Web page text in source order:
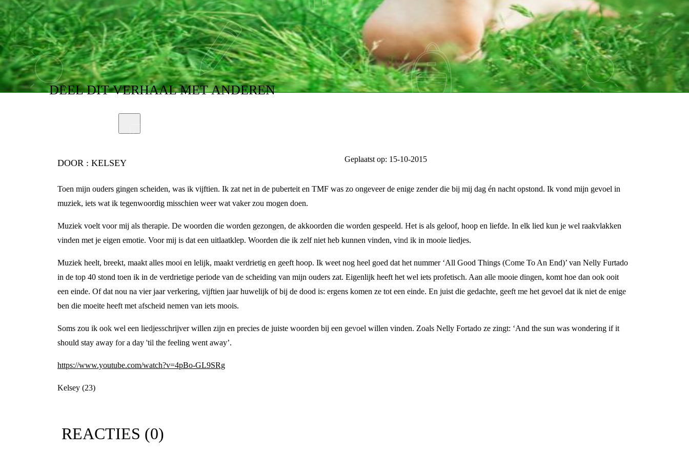
DEELDIT VERHAALMET ANDEREN
DOOR : KELSEY Geplaatst op: 15-10-2015
Toen mijn ouders gingen scheiden, was ik vijftien. Ik zat net in de puberteit en TMF was zo ongeveer de enige zender die bij mij dag én nacht opstond. Ik vond mijn gevoel in
muziek, iets wat ik tegenwoordig misschien weer wat vaker zou mogen doen.
Muziek voelt voor mij als therapie. De woorden die worden gezongen, de akkoorden die worden gespeeld. Het is als geloof, hoop en liefde. In elk lied kun je wel raakvlakken
vinden met je eigen emotie. Voor mij is dat een uitlaatklep. Woorden die ik zelf niet heb kunnen vinden, vind ik in mooie liedjes.
Muziek heelt, breekt, maakt alles mooi en lelijk, maakt verdrietig en geeft hoop. Ik weet nog heel goed dat het nummer ‘All Good Things (Come To An End)’ van Nelly Furtado
in de top 40 stond toen ik in de verdrietige periode van de scheiding van mijn ouders zat. Eigenlijk heeft het wel iets profetisch. Aan alle mooie dingen, komt hoe dan ook ooit
een einde. Of dat nou na vier jaar verkering, vijftien jaar huwelijk of bij de dood is: ergens komen ze tot een einde. En juist die gedachte, geeft me het gevoel dat ik niet de enige
ben die moeite heeft met afscheid nemen van iets moois.
Soms zou ik ook wel een liedjesschrijver willen zijn en precies de juiste woorden bij een gevoel willen vinden. Zoals Nelly Fortado ze zingt: ‘And the sun was wondering if it
should stay away for a day 'til the feeling went away’.
https://www.youtube.com/watch?v=4pBo-GL9SRg
Kelsey (23)
REACTIES (0)